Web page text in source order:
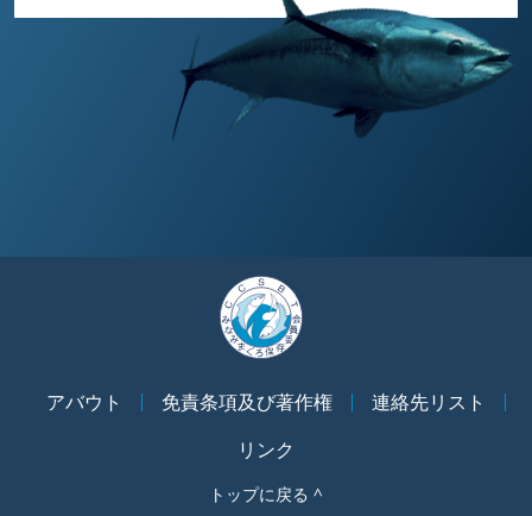
アバウト 免責条項及び著作権
連絡先リスト
リンク
トップに戻る ^